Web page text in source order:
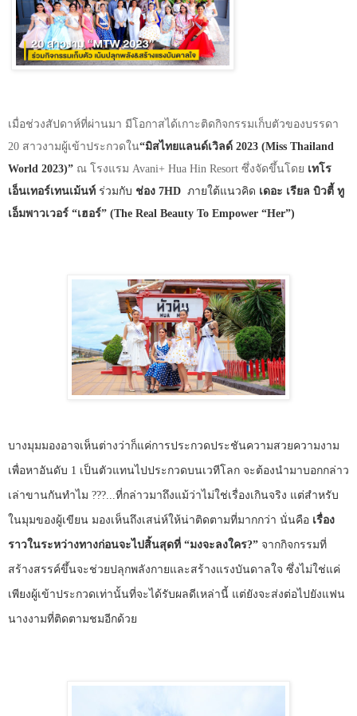
เมื่อช่วงสัปดาห์ที่ผ่านมา มีโอกาสได้เกาะติดกิจกรรมเก็บตัวของบรรดา
20 สาวงามผู้เข้าประกวดใน“มิสไทยแลนด์เวิลด์ 2023 (Miss Thailand
World 2023)” ณ โรงแรม Avani+ Hua Hin Resort ซึ่งจัดขึ้นโดย เทโร
เอ็นเทอร์เทนเม้นท์ ร่วมกับ ช่อง 7HD ภายใต้แนวคิด เดอะ เรียล บิวตี้ ทู
เอ็มพาวเวอร์ “เฮอร์” (The Real Beauty To Empower “Her”)
บางมุมมองอาจเห็นต่างว่าก็แค่การประกวดประชันความสวยความงาม
เพื่อหาอันดับ 1 เป็นตัวแทนไปประกวดบนเวทีโลก จะต้องนำมาบอกกล่าว
เล่าขานกันทำไม ???...ที่กล่าวมาถึงแม้ว่าไม่ใช่เรื่องเกินจริง แต่สำหรับ
ในมุมของผู้เขียน มองเห็นถึงเสน่ห์ให้น่าติดตามที่มากกว่า นั่นคือ เรื่อง
ราวในระหว่างทางก่อนจะไปสิ้นสุดที่ “มงจะลงใคร?” จากกิจกรรมที่
สร้างสรรค์ขึ้นจะช่วยปลุกพลังกายและสร้างแรงบันดาลใจ ซึ่งไม่ใช่แค่
เพียงผู้เข้าประกวดเท่านั้นที่จะได้รับผลดีเหล่านี้ แต่ยังจะส่งต่อไปยังแฟน
นางงามที่ติดตามชมอีกด้วย